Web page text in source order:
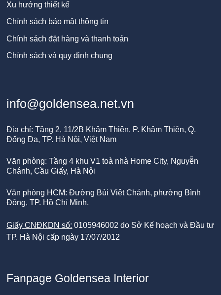
Xu hướng thiết kế
Chính sách bảo mật thông tin
Chính sách đặt hàng và thanh toán
Chính sách và quy định chung
info@goldensea.net.vn
Địa chỉ: Tầng 2, 11/2B Khâm Thiên, P. Khâm Thiên, Q.
Đống Đa, TP. Hà Nội, Việt Nam
Văn phòng: Tầng 4 khu V1 toà nhà Home City, Nguyễn
Chánh, Cầu Giấy, Hà Nội
Văn phòng HCM: Đường Bùi Việt Chánh, phường Bình
Đông, TP. Hồ Chí Minh.
Giấy CNĐKDN số: 0105946002 do Sở Kế hoạch và Đầu tư
TP. Hà Nội cấp ngày 17/07/2012
Fanpage Goldensea Interior